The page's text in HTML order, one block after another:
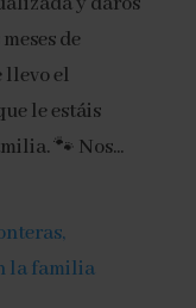
de
llevo el
le estáis
🐾 Nos...